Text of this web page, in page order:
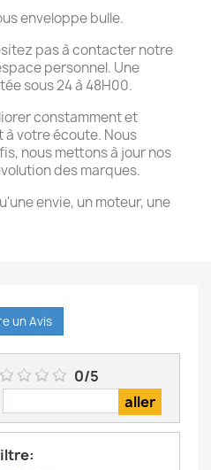
enveloppe bulle.
pas à contacter notre
personnel. Une
sous 24 à 48H00.
constamment et
votre écoute. Nous
nous mettons à jour nos
des marques.
envie, un moteur, une
un Avis
0/5